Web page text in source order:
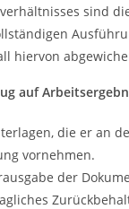
sind
hiervon
auf
die er an
vornehmen.
der